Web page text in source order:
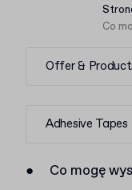
Co
Offer &
Adhesive Tapes
●
Co mogę